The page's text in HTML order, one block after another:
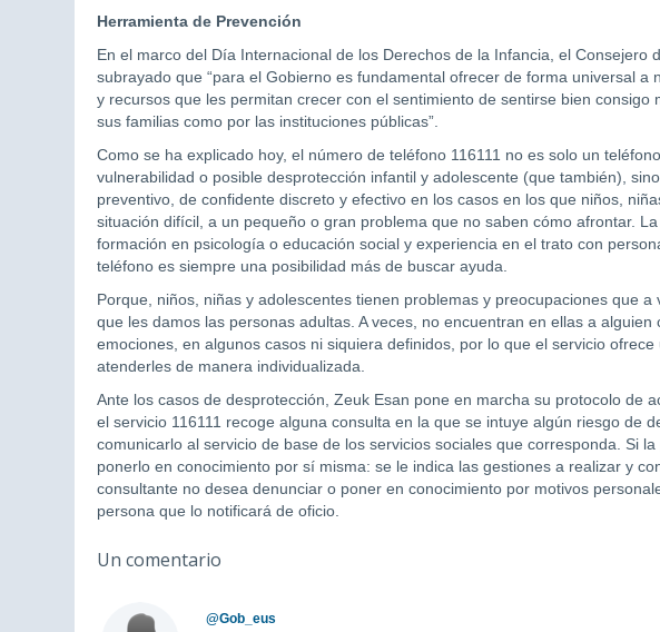
Herramienta de Prevención
En el marco del Día Internacional de los Derechos de la Infancia, el Consejero
subrayado que “para el Gobierno es fundamental ofrecer de forma universal a
y recursos que les permitan crecer con el sentimiento de sentirse bien
sus familias como por las instituciones públicas”.
Como se ha explicado hoy, el número de teléfono 116111 no es solo un
vulnerabilidad o posible desprotección infantil y adolescente (que también),
preventivo, de confidente discreto y efectivo en los casos en los que niños,
situación difícil, a un pequeño o gran problema que no saben cómo afrontar.
formación en psicología o educación social y experiencia en el trato con
teléfono es siempre una posibilidad más de buscar ayuda.
Porque, niños, niñas y adolescentes tienen problemas y preocupaciones que
que les damos las personas adultas. A veces, no encuentran en ellas a
emociones, en algunos casos ni siquiera definidos, por lo que el servicio
atenderles de manera individualizada.
Ante los casos de desprotección, Zeuk Esan pone en marcha su protocolo de
el servicio 116111 recoge alguna consulta en la que se intuye algún riesgo de
comunicarlo al servicio de base de los servicios sociales que corresponda. Si
ponerlo en conocimiento por sí misma: se le indica las gestiones a realizar y
consultante no desea denunciar o poner en conocimiento por motivos
persona que lo notificará de oficio.
Un comentario
@Gob_eus